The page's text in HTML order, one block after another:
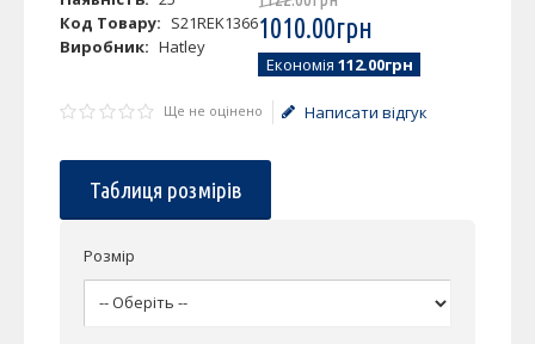
Код Товару: S21REK1366
Виробник: Hatley
1010.00грн
Економія 112.00грн
Ще не оцінено Написати відгук
Таблиця розмірів
Розмір